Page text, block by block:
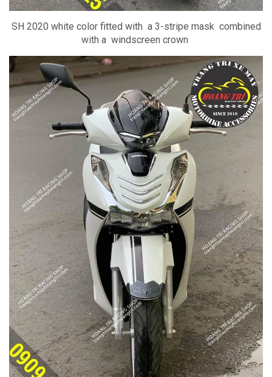
SH 2020 white color fitted with a 3-stripe mask combined
with a windscreen crown